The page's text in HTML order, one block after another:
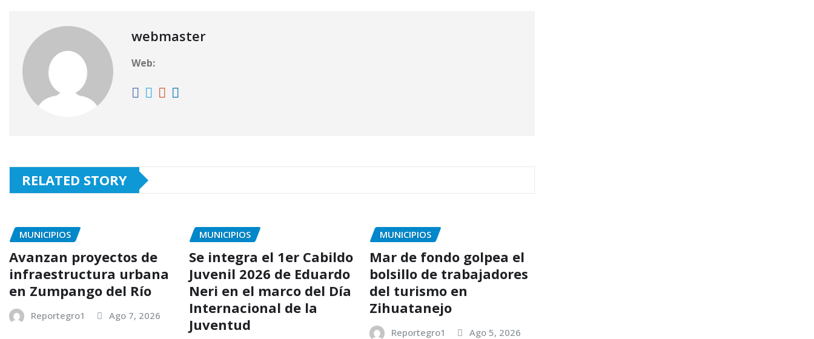
webmaster
Web:
RELATED STORY
MUNICIPIOS
Avanzan proyectos de
infraestructura urbana
en Zumpango del Río
Reportegro1 Ago 7, 2026
MUNICIPIOS
Se integra el 1er Cabildo
Juvenil 2026 de Eduardo
Neri en el marco del Día
Internacional de la
Juventud
MUNICIPIOS
Mar de fondo golpea el
bolsillo de trabajadores
del turismo en
Zihuatanejo
Reportegro1 Ago 5, 2026